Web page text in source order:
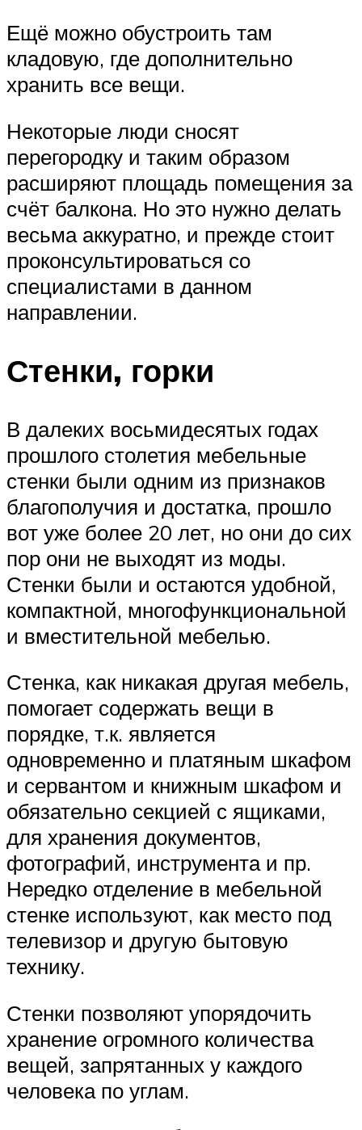
Ещё можно обустроить там
кладовую, где дополнительно
хранить все вещи.
Некоторые люди сносят
перегородку и таким образом
расширяют площадь помещения за
счёт балкона. Но это нужно делать
весьма аккуратно, и прежде стоит
проконсультироваться со
специалистами в данном
направлении.
Стенки, горки
В далеких восьмидесятых годах
прошлого столетия мебельные
стенки были одним из признаков
благополучия и достатка, прошло
вот уже более 20 лет, но они до сих
пор они не выходят из моды.
Стенки были и остаются удобной,
компактной, многофункциональной
и вместительной мебелью.
Стенка, как никакая другая мебель,
помогает содержать вещи в
порядке, т.к. является
одновременно и платяным шкафом
и сервантом и книжным шкафом и
обязательно секцией с ящиками,
для хранения документов,
фотографий, инструмента и пр.
Нередко отделение в мебельной
стенке используют, как место под
телевизор и другую бытовую
технику.
Стенки позволяют упорядочить
хранение огромного количества
вещей, запрятанных у каждого
человека по углам.